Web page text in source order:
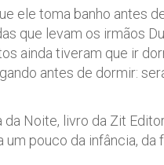
ele toma banho antes
que levam os irmãos
ainda tiveram que ir
antes de dormir:
Noite, livro da Zit
pouco da infância,